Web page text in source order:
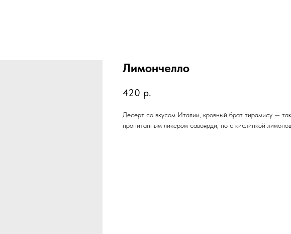
Лимончелло
420 р.
Десерт со вкусом Италии, кровный брат тирамису —
пропитанным ликером савоярди, но с кислинкой лимонов.